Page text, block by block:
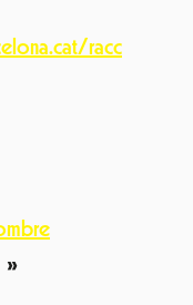
racc
»